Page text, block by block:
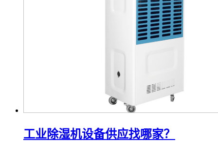
工业除湿机设备供应找哪家？